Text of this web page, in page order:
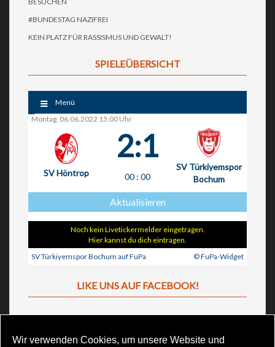
#BUNDESTAG NAZIFREI
KEIN PLATZ FÜR RASSISMUS UND GEWALT!
SPIELEÜBERSICHT
Menü
Montag, 06.06.2022 15:00 Uhr
SV Höntrop
2:1
00 : 00
SV Türkiyemspor
Bochum
Aktualisieren
Noch kein Livetickermelder eingetragen.
Hier kannst du dich eintragen.
SV Türkiyemspor Bochum auf FuPa
© FuPa-Widget
LIKE UNS AUF FACEBOOK!
Wir verwenden Cookies, um unsere Website und